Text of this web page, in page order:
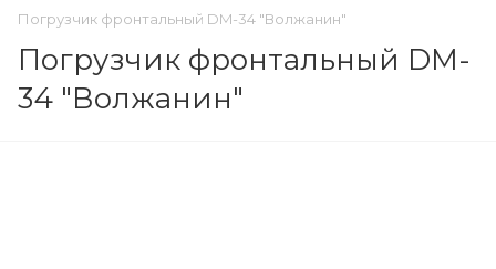
Погрузчик фронтальный DM-34 "Волжанин"
Погрузчик фронтальный DM-
34 "Волжанин"